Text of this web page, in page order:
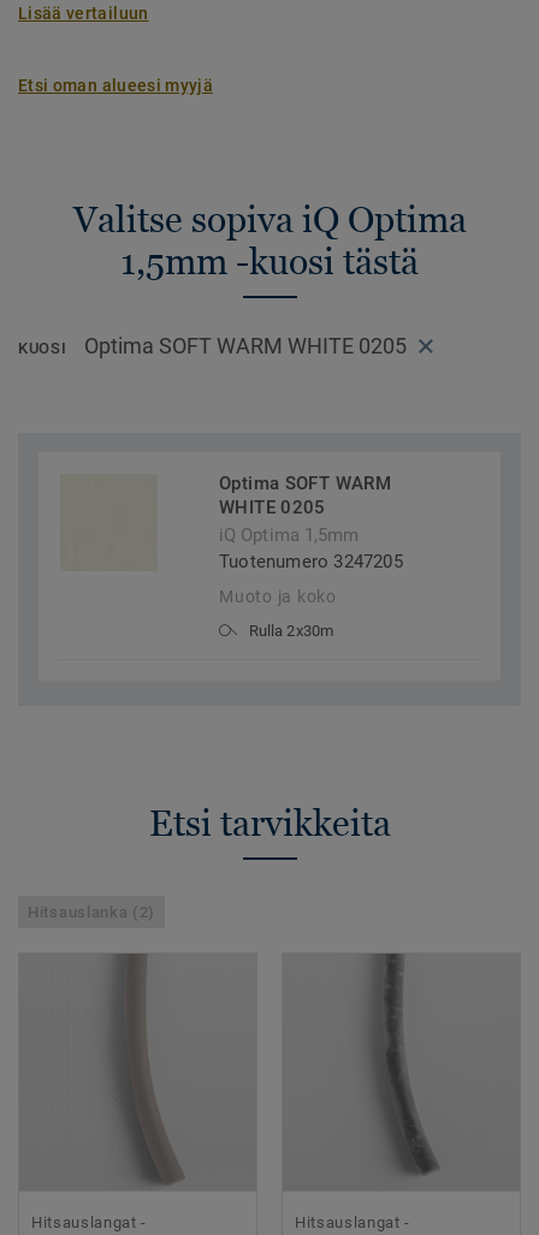
Lisää vertailuun
Etsi oman alueesi myyjä
Valitse sopiva iQ Optima
1,5mm -kuosi tästä
KUOSI Optima SOFT WARM WHITE 0205
Optima SOFT WARM
WHITE 0205
iQ Optima 1,5mm
Tuotenumero 3247205
Muoto ja koko
Rulla 2x30m
Etsi tarvikkeita
Hitsauslanka (2)
Hitsauslangat -
Hitsauslangat -